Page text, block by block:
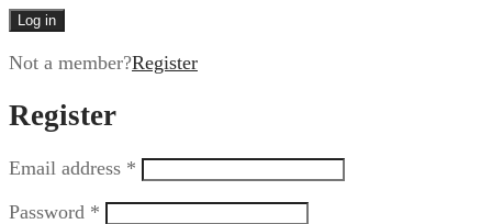
Log in
Not a member?Register
Register
Email address *
Password *